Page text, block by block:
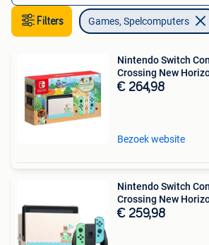
Filters Games, Spelcomputers
Nintendo Switch
Crossing New
€ 264,98
Bezoek website
Nintendo Switch
Crossing New
€ 259,98